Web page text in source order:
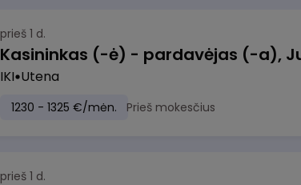
prieš 1 d.
IKI Utena
1230 - 1325 €/mėn. Prieš mokesčius
prieš 1 d.